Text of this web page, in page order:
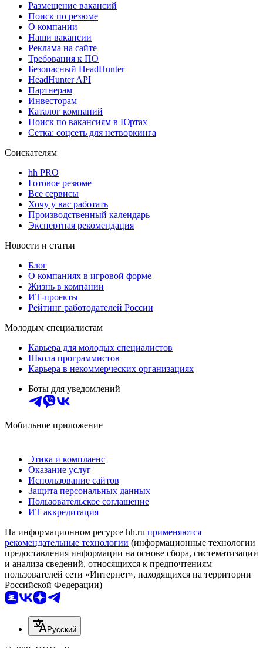
Размещение вакансий
Поиск по резюме
О компании
Наши вакансии
Реклама на сайте
Требования к ПО
Безопасный HeadHunter
HeadHunter API
Партнерам
Инвесторам
Каталог компаний
Поиск по вакансиям в Юртах
Сетка: соцсеть для нетворкинга
Соискателям
hh PRO
Готовое резюме
Все сервисы
Хочу у вас работать
Производственный календарь
Экспертная рекомендация
Новости и статьи
Блог
О компаниях в игровой форме
Жизнь в компании
ИТ-проекты
Рейтинг работодателей России
Молодым специалистам
Карьера для молодых специалистов
Школа программистов
Карьера в некоммерческих организациях
Боты для уведомлений
Мобильное приложение
Этика и комплаенс
Оказание услуг
Использование сайтов
Защита персональных данных
Пользовательское соглашение
ИТ аккредитация
На информационном ресурсе hh.ru применяются
рекомендательные технологии (информационные технологии
предоставления информации на основе сбора, систематизации
и анализа сведений, относящихся к предпочтениям
пользователей сети «Интернет», находящихся на территории
Российской Федерации)
Русский